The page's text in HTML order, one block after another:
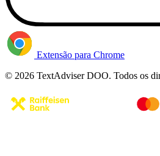
Extensão para Chrome
© 2026 TextAdviser DOO. Todos os